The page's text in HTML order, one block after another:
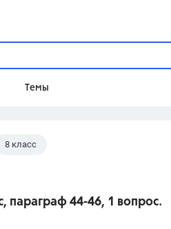
Темы
Домашнее задание
Школа
8 класс
параграф 44-46, 1 вопрос.